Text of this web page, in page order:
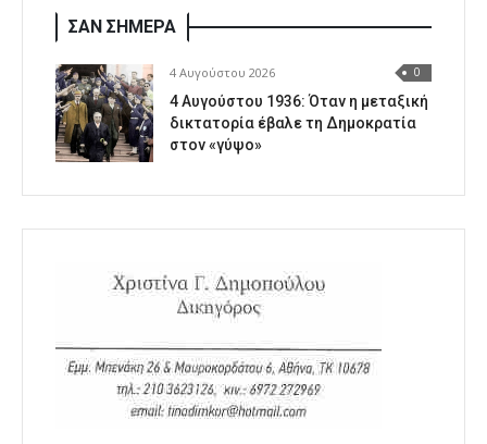
ΣΑΝ ΣΗΜΕΡΑ
4 Αυγούστου 2026 0
4 Αυγούστου 1936: Όταν η μεταξική
δικτατορία έβαλε τη Δημοκρατία
στον «γύψο»